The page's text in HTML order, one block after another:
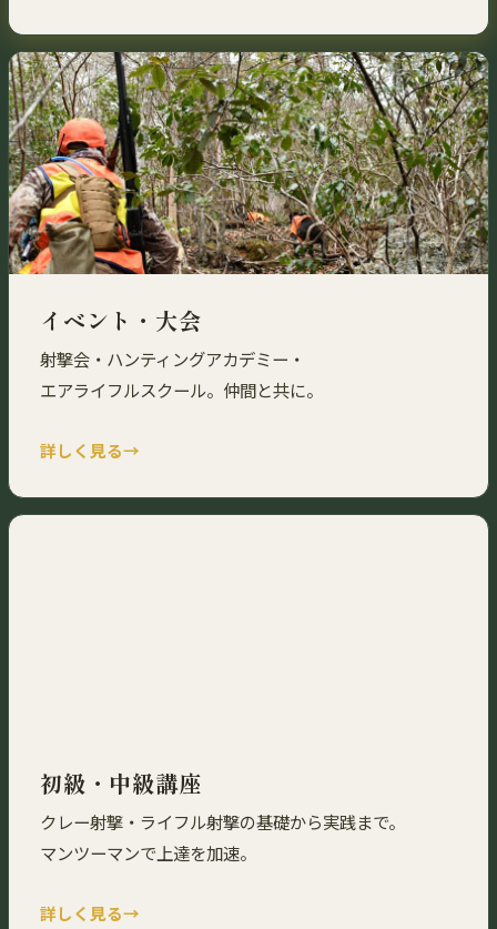
イベント・大会
射撃会・ハンティングアカデミー・
エアライフルスクール。仲間と共に。
詳しく見る
初級・中級講座
クレー射撃・ライフル射撃の基礎から実践まで。
マンツーマンで上達を加速。
詳しく見る